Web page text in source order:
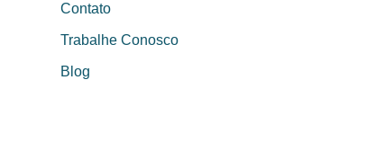
Contato
Trabalhe Conosco
Blog